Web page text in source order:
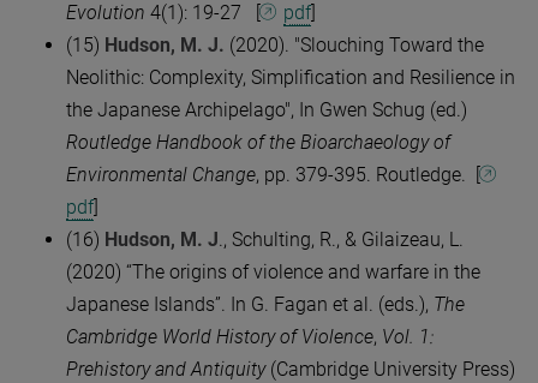
Evolution 4(1): 19-27 [ pdf]
(15) Hudson, M. J. (2020). "Slouching Toward the
Neolithic: Complexity, Simplification and Resilience in
the Japanese Archipelago", In Gwen Schug (ed.)
Routledge Handbook of the Bioarchaeology of
Environmental Change, pp. 379-395. Routledge. [
pdf]
(16) Hudson, M. J., Schulting, R., & Gilaizeau, L.
(2020) “The origins of violence and warfare in the
Japanese Islands”. In G. Fagan et al. (eds.), The
Cambridge World History of Violence, Vol. 1:
Prehistory and Antiquity(Cambridge University Press)